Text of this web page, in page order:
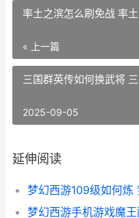
率土之滨怎么刷免战 率
« 上一篇
三国群英传如何换武将
2025-09-05
延伸阅读